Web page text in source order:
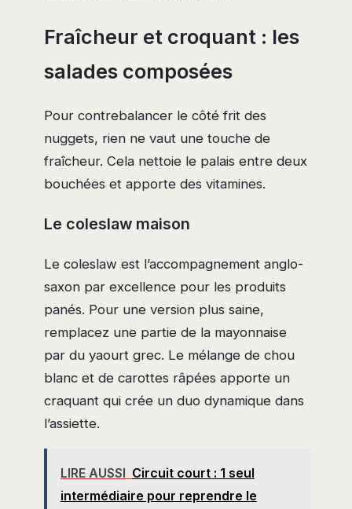
Fraîcheur et croquant : les
salades composées
Pour contrebalancer le côté frit des
nuggets, rien ne vaut une touche de
fraîcheur. Cela nettoie le palais entre deux
bouchées et apporte des vitamines.
Le coleslaw maison
Le coleslaw est l’accompagnement anglo-
saxon par excellence pour les produits
panés. Pour une version plus saine,
remplacez une partie de la mayonnaise
par du yaourt grec. Le mélange de chou
blanc et de carottes râpées apporte un
craquant qui crée un duo dynamique dans
l’assiette.
LIRE AUSSI Circuit court : 1 seul
intermédiaire pour reprendre le